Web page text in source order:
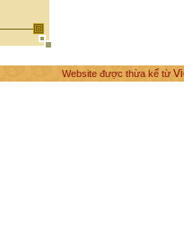
Website được thừa kế từ